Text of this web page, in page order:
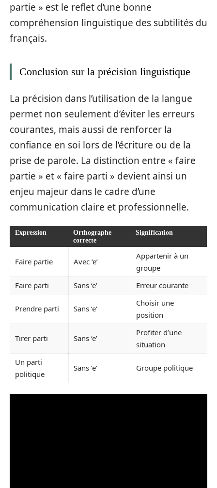
partie » est le reflet d’une bonne
compréhension linguistique des subtilités du
français.
Conclusion sur la précision linguistique
La précision dans l’utilisation de la langue
permet non seulement d’éviter les erreurs
courantes, mais aussi de renforcer la
confiance en soi lors de l’écriture ou de la
prise de parole. La distinction entre « faire
partie » et « faire parti » devient ainsi un
enjeu majeur dans le cadre d’une
communication claire et professionnelle.
Expression
Orthographe
correcte
Signification
Faire partie Avec ‘e’
Appartenir à un
groupe
Faire parti
Sans ‘e’ Erreur courante
Prendre parti Sans ‘e’
Choisir une
position
Tirer parti Sans ‘e’
Profiter d’une
situation
Un parti
politique
Sans ‘e’ Groupe politique